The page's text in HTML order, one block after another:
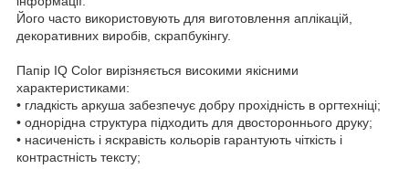
Його часто використовують для виготовлення аплікацій,
декоративних виробів, скрапбукінгу.
Папір IQ Color вирізняється високими якісними
характеристиками:
• гладкість аркуша забезпечує добру прохідність в оргтехніці;
• однорідна структура підходить для двостороннього друку;
• насиченість і яскравість кольорів гарантують чіткість і
контрастність тексту;